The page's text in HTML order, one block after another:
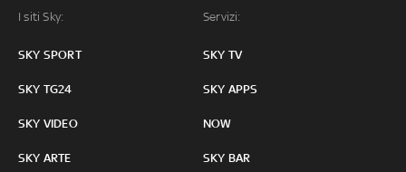
I siti Sky:
SKY SPORT
SKY TG24
SKY VIDEO
SKY ARTE
Servizi:
SKY TV
SKY APPS
NOW
SKY BAR